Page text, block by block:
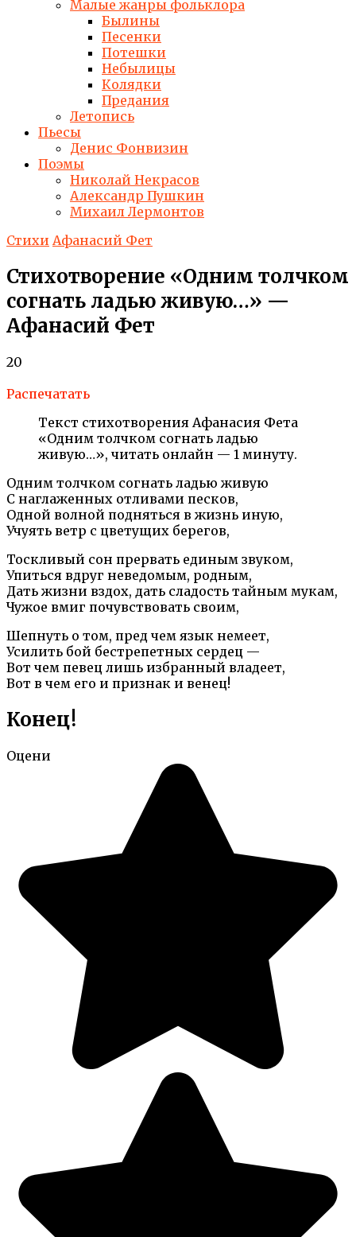
Малые жанры фольклора
Былины
Песенки
Потешки
Небылицы
Колядки
Предания
Летопись
Пьесы
Денис Фонвизин
Поэмы
Николай Некрасов
Александр Пушкин
Михаил Лермонтов
Стихи Афанасий Фет
Стихотворение «Одним толчком
согнать ладью живую…» —
Афанасий Фет
20
Распечатать
Текст стихотворения Афанасия Фета
«Одним толчком согнать ладью
живую…», читать онлайн — 1 минуту.
Одним толчком согнать ладью живую
С наглаженных отливами песков,
Одной волной подняться в жизнь иную,
Учуять ветр с цветущих берегов,
Тоскливый сон прервать единым звуком,
Упиться вдруг неведомым, родным,
Дать жизни вздох, дать сладость тайным мукам,
Чужое вмиг почувствовать своим,
Шепнуть о том, пред чем язык немеет,
Усилить бой бестрепетных сердец —
Вот чем певец лишь избранный владеет,
Вот в чем его и признак и венец!
Конец!
Оцени